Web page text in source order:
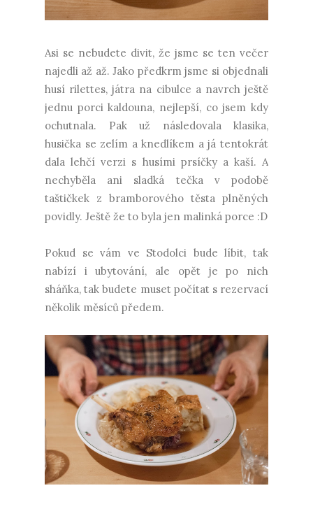
Asi se nebudete divit, že jsme se ten večer
najedli až až. Jako předkrm jsme si objednali
husí rilettes, játra na cibulce a navrch ještě
jednu porci kaldouna, nejlepší, co jsem kdy
ochutnala. Pak už následovala klasika,
husička se zelím a knedlíkem a já tentokrát
dala lehčí verzi s husími prsíčky a kaší. A
nechyběla ani sladká tečka v podobě
taštičkek z bramborového těsta plněných
povidly. Ještě že to byla jen malinká porce :D
Pokud se vám ve Stodolci bude líbit, tak
nabízí i ubytování, ale opět je po nich
sháňka, tak budete muset počítat s rezervací
několik měsíců předem.